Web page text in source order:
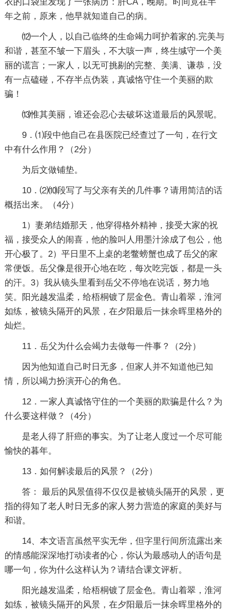
年之前，原来，他早就知道自己的病。
⑿一个人，以自己临终的生命竭力呵护着家的.完美与
和谐，甚至不皱一下眉头，不大咳一声，终生缄守一个美
丽的谎言；一家人，以无可挑剔的完整、美满、谦恭，没
有一点磕碰，不存半点伪装，真诚恪守住一个美丽的欺
骗！
⒀惟其美丽，谁还会忍心去破坏这道最后的风景呢。
9．⑴段中他自己在县医院已经查过了一句，在行文
中有什么作用？（2分）
为后文做铺垫。
10．⑵⑽段写了与父亲有关的几件事？请用简洁的话
概括出来。（4分）
1）妻弟结婚那天，他穿得格外精神，接受大家的祝
福，接受众人的闹喜，他的脸叫人用墨汁涂成了包公，他
开心极了。2）平日里不上桌的老鳖螃蟹也成了岳父的家
常便饭。岳父像是很开心地在吃，每次吃完饭，都是一头
的汗。3）我从镜头里看到岳父不停地在说话，努力地
笑。阳光越发温柔，给梧桐镀了层金色。青山着翠，淮河
如练，被镜头隔开的风景，在夕阳最后一抹余晖里格外的
灿烂。
11．岳父为什么会竭力去做每一件事？（2分）
因为他知道自己时日无多，但家人并不知道他已知
情，所以竭力扮演开心的角色。
12．一家人真诚恪守住的一个美丽的欺骗是什么？为
什么要这样做？（4分）
是老人得了肝癌的事实。为了让老人度过一个尽可能
愉快的暮年。
13．如何解读最后的风景？（2分）
答： 最后的风景值得不仅仅是被镜头隔开的风景，更
指的得知了老人时日无多的家人努力营造的家庭的美好与
和谐。
14、本文语言虽然平实无华，但字里行间所流露出来
的情感能深深地打动读者的心，你认为最感动人的语句是
哪一句，你为什么这样认为？请结合课文评析。
阳光越发温柔，给梧桐镀了层金色。青山着翠，淮河
如练，被镜头隔开的风景，在夕阳最后一抹余晖里格外的